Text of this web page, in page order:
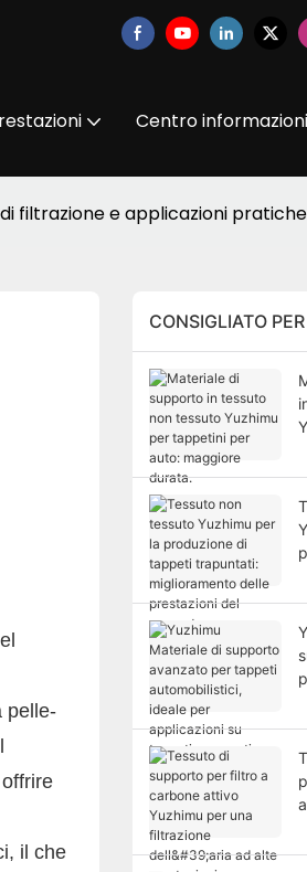
Centro informazioni
filtrazione e applicazioni pratiche
pelle-
il che
CONSIGLIATO